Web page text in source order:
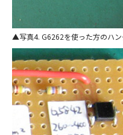
写真4. G6262を使った方のハン